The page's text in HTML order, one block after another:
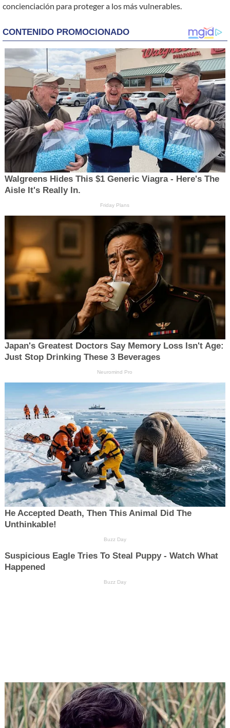
concienciación para proteger a los más vulnerables.